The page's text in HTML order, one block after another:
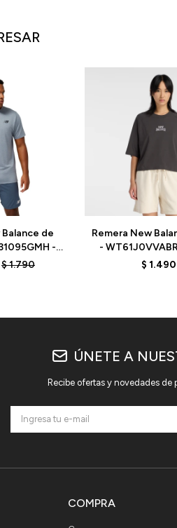
de
-
$1.790
Remera New
-
$ 1.490
COMPRA
ÚNETE A
Recibe ofertas y novedades de